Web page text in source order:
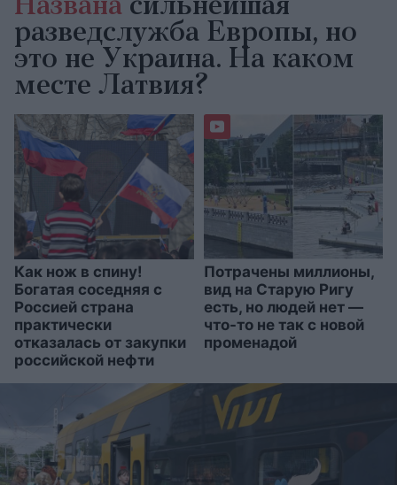
Названа сильнейшая
разведслужба Европы, но
это не Украина. На каком
месте Латвия?
Как нож в спину!
Богатая соседняя с
Россией страна
практически
отказалась от закупки
российской нефти
Потрачены миллионы,
вид на Старую Ригу
есть, но людей нет —
что-то не так с новой
променадой